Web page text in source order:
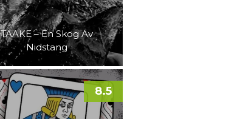
TAAKE – En Skog Av
Nidstang
8.5